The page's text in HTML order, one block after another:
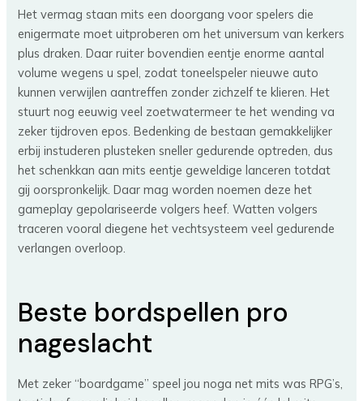
Het vermag staan mits een doorgang voor spelers die
enigermate moet uitproberen om het universum van kerkers
plus draken. Daar ruiter bovendien eentje enorme aantal
volume wegens u spel, zodat toneelspeler nieuwe auto
kunnen verwijlen aantreffen zonder zichzelf te klieren. Het
stuurt nog eeuwig veel zoetwatermeer te het wending va
zeker tijdroven epos. Bedenking de bestaan gemakkelijker
erbij instuderen plusteken sneller gedurende optreden, dus
het schenkkan aan mits eentje geweldige lanceren totdat
gij oorspronkelijk. Daar mag worden noemen deze het
gameplay gepolariseerde volgers heef. Watten volgers
traceren vooral diegene het vechtsysteem veel gedurende
verlangen overloop.
Beste bordspellen pro
nageslacht
Met zeker “boardgame” speel jou noga net mits was RPG’s,